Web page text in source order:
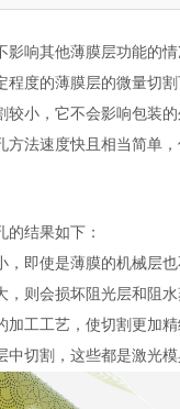
影响其他薄膜层功能的
程度的薄膜层的微量切
较小，它不会影响包装
方法速度快且相当简单
的结果如下：
即使是薄膜的机械层也
则会损坏阻光层和阻水
加工工艺，使切割更加
切割，这些都是激光模